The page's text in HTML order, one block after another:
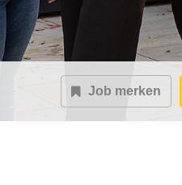
Job merken